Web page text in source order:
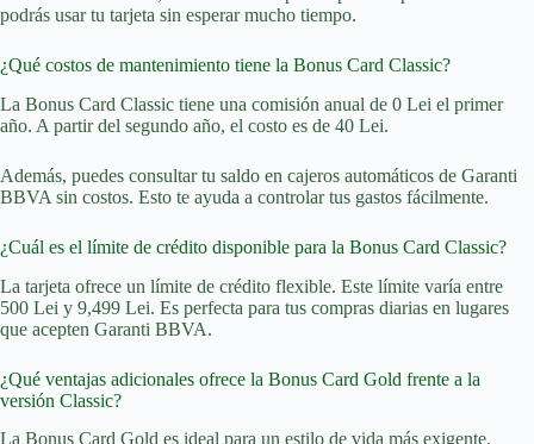
podrás usar tu tarjeta sin esperar mucho tiempo.
¿Qué costos de mantenimiento tiene la Bonus Card Classic?
La Bonus Card Classic tiene una comisión anual de 0 Lei el primer
año. A partir del segundo año, el costo es de 40 Lei.
Además, puedes consultar tu saldo en cajeros automáticos de Garanti
BBVA sin costos. Esto te ayuda a controlar tus gastos fácilmente.
¿Cuál es el límite de crédito disponible para la Bonus Card Classic?
La tarjeta ofrece un límite de crédito flexible. Este límite varía entre
500 Lei y 9,499 Lei. Es perfecta para tus compras diarias en lugares
que acepten Garanti BBVA.
¿Qué ventajas adicionales ofrece la Bonus Card Gold frente a la
versión Classic?
La Bonus Card Gold es ideal para un estilo de vida más exigente.